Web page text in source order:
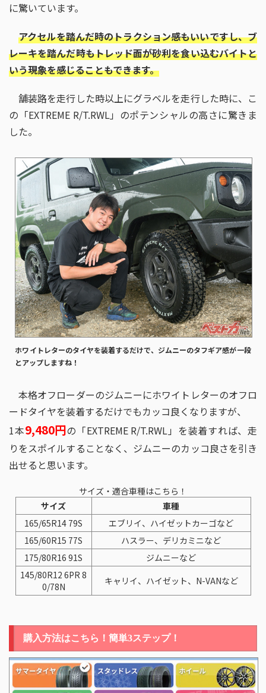
に驚いています。
アクセルを踏んだ時のトラクション感もいいですし、ブ
レーキを踏んだ時もトレッド面が砂利を食い込むバイトと
いう現象を感じることもできます。
舗装路を走行した時以上にグラベルを走行した時に、こ
の「EXTREME R/T.RWL」のポテンシャルの高さに驚きま
した。
ホワイトレターのタイヤを装着するだけで、ジムニーのタフギア感が一段
とアップしますね！
本格オフローダーのジムニーにホワイトレターのオフロ
ードタイヤを装着するだけでもカッコ良くなりますが、
1本9,480円の「EXTREME R/T.RWL」を装着すれば、走
りをスポイルすることなく、ジムニーのカッコ良さを引き
出せると思います。
サイズ・適合車種はこちら！
サイズ
車種
165/65R14 79S
エブリイ、ハイゼットカーゴなど
165/60R15 77S
ハスラー、デリカミニなど
175/80R16 91S
ジムニーなど
145/80R12 6PR 8
0/78N
キャリイ、ハイゼット、N-VANなど
購入方法はこちら！簡単3ステップ！